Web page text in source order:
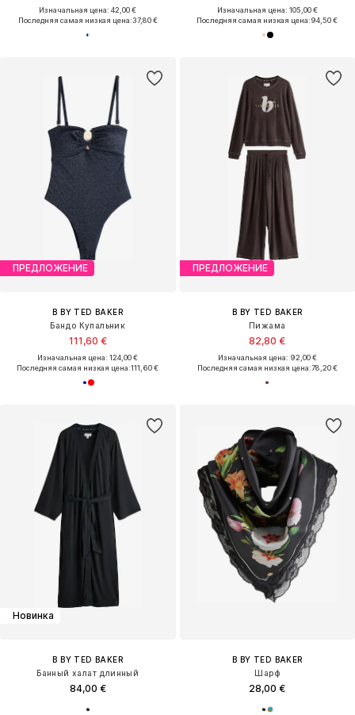
Изначальная цена: 42,00 €
Последняя самая низкая цена:37,80 €
Изначальная цена: 105,00 €
Последняя самая низкая цена:94,50 €
ПРЕДЛОЖЕНИЕ
B BY TED BAKER
Бандо Купальник
111,60 €
Изначальная цена: 124,00 €
Последняя самая низкая цена:111,60 €
ПРЕДЛОЖЕНИЕ
B BY TED BAKER
Пижама
82,80 €
Изначальная цена: 92,00 €
Последняя самая низкая цена:78,20 €
Новинка
B BY TED BAKER
Банный халат длинный
84,00 €
B BY TED BAKER
Шарф
28,00 €